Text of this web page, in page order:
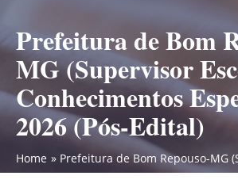
Prefeitura de Bom
MG (Supervisor
Conhecimentos
2026 (Pós-Edital)
Home Prefeitura de Bom Repouso-MG